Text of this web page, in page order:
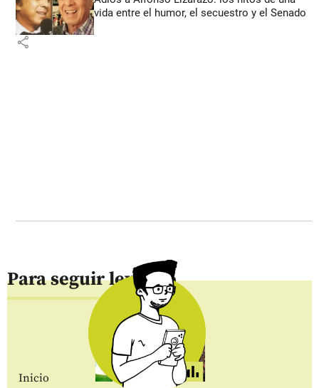
vida entre el humor, el secuestro y el Senado
share
Para seguir leyendo
Inicio